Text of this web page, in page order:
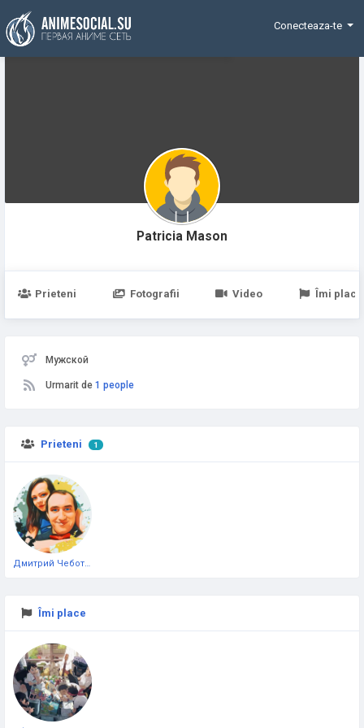
Funding
Conecteaza-te
Patricia Mason
Prieteni Fotografii Video Îmi place
Мужской
Urmarit de 1 people
Prieteni 1
Îmi place